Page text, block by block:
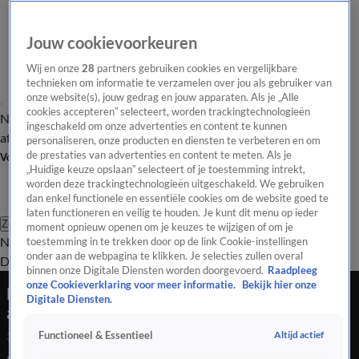
Nieuws van de DagOpinie van de Dag Onze categorieën Laatste
afleveringVideo's Nieuws van de Dag Podcast
Volg Nieuws van de Dag
Zoeken
Nieuws van de DagOpinie van de
Dag
Video'sUitzendingen PodcastPanelContact
Laatste stemronde voor reces: wel of geen
akkoord op asielwetten?
3 juli 2025, 18:33
Jouw cookievoorkeuren
Wij en onze28 partners gebruiken cookies en vergelijkbare
technieken om informatie te verzamelen over jou als gebruiker van
onze website(s), jouw gedrag en jouw apparaten. Als je „Alle
cookies accepteren” selecteert, worden trackingtechnologieën
ingeschakeld om onze advertenties en content te kunnen
personaliseren, onze producten en diensten te verbeteren en om
de prestaties van advertenties en content te meten. Als je
„Huidige keuze opslaan” selecteert of je toestemming intrekt,
worden deze trackingtechnologieën uitgeschakeld. We gebruiken
dan enkel functionele en essentiële cookies om de website goed te
laten functioneren en veilig te houden. Je kunt dit menu op ieder
moment opnieuw openen om je keuzes te wijzigen of om je
toestemming in te trekken door op de link Cookie-instellingen
onder aan de webpagina te klikken. Je selecties zullen overal
binnen onze Digitale Diensten worden doorgevoerd. Raadpleeg
onze Cookieverklaring voor meer informatie.
Bekijk hier onze
Digitale Diensten.
Functioneel & Essentieel Altijd actief